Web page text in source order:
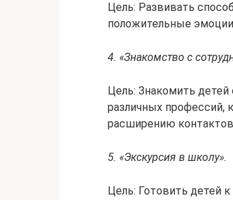
Цель: Развивать
положительные
4. «Знакомство с
Цель: Знакомить
различных профессий,
расширению
5. «Экскурсия в школу».
Цель: Готовить детей